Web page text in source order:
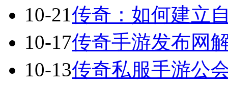
10-21传奇：如何建立
10-17传奇手游发布网
10-13传奇私服手游公